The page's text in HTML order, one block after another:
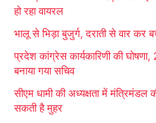
o
:
हो रहा वायरल
भालू से भिड़ा बुजुर्ग, दराती से वार कर
प्रदेश कांग्रेस कार्यकारिणी की
बनाया गया सचिव
सीएम धामी की अध्यक्षता में
सकती है मुहर